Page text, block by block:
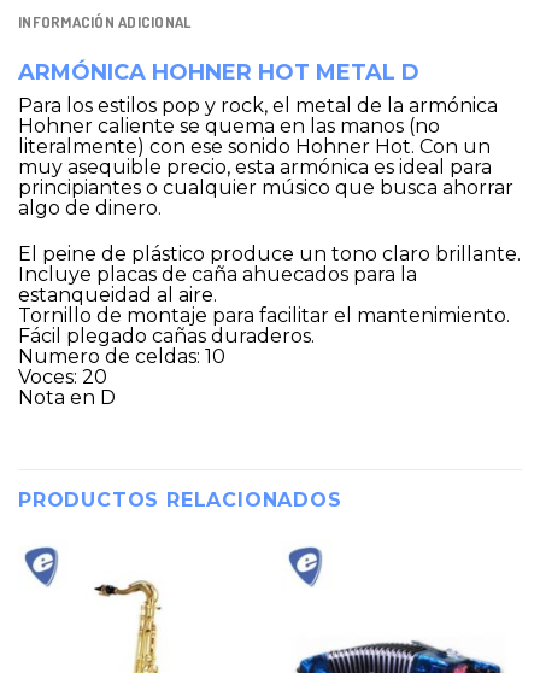
INFORMACIÓN ADICIONAL
ARMÓNICA HOHNER HOT METAL D
Para los estilos pop y rock, el metal de la armónica
Hohner caliente se quema en las manos (no
literalmente) con ese sonido Hohner Hot. Con un
muy asequible precio, esta armónica es ideal para
principiantes o cualquier músico que busca ahorrar
algo de dinero.
El peine de plástico produce un tono claro brillante.
Incluye placas de caña ahuecados para la
estanqueidad al aire.
Tornillo de montaje para facilitar el mantenimiento.
Fácil plegado cañas duraderos.
Numero de celdas: 10
Voces: 20
Nota en D
PRODUCTOS RELACIONADOS